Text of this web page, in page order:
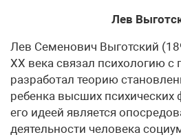
Лев
Лев Семенович Выготский
XX века связал психологию с
разработал теорию
ребенка высших психических
его идеей является
деятельности человека